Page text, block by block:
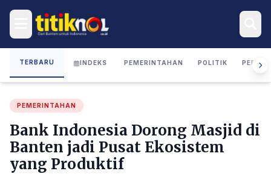
TERBARU INDEKS PEMERINTAHAN POLITIK
PEMERINTAHAN
Bank Indonesia Dorong Masjid di
Banten jadi Pusat Ekosistem
yang Produktif